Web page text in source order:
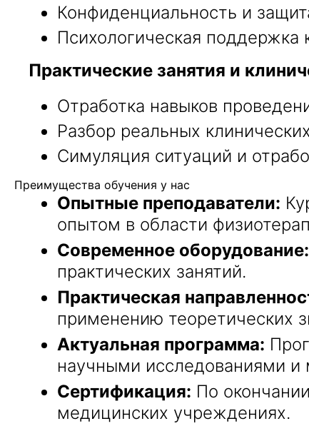
Конфиденциальность и
Психологическая поддержка
Практические занятия и
Отработка навыков
Разбор реальных
Симуляция ситуаций и
Преимущества обучения у нас
Опытные преподаватели:
опытом в области
Современное оборудование:
практических занятий.
Практическая
применению теоретических
Актуальная программа:
научными исследованиями
Сертификация: По
медицинских учреждениях.